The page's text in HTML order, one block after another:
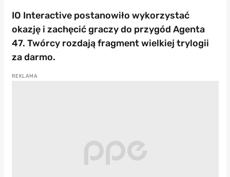
IO Interactive postanowiło wykorzystać
okazję i zachęcić graczy do przygód Agenta
47. Twórcy rozdają fragment wielkiej trylogii
za darmo.